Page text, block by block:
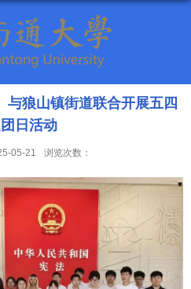
与狼山镇街道联合开展五四
日活动
05-21 浏览次数：